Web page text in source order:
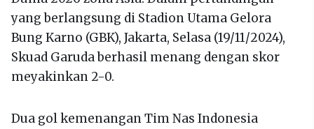
yang berlangsung di Stadion Utama Gelora
Bung Karno (GBK), Jakarta, Selasa (19/11/2024),
Skuad Garuda berhasil menang dengan skor
meyakinkan 2-0.
Dua gol kemenangan Tim Nas Indonesia